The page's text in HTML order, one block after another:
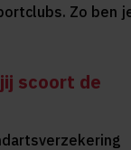
Zo ben
scoort de